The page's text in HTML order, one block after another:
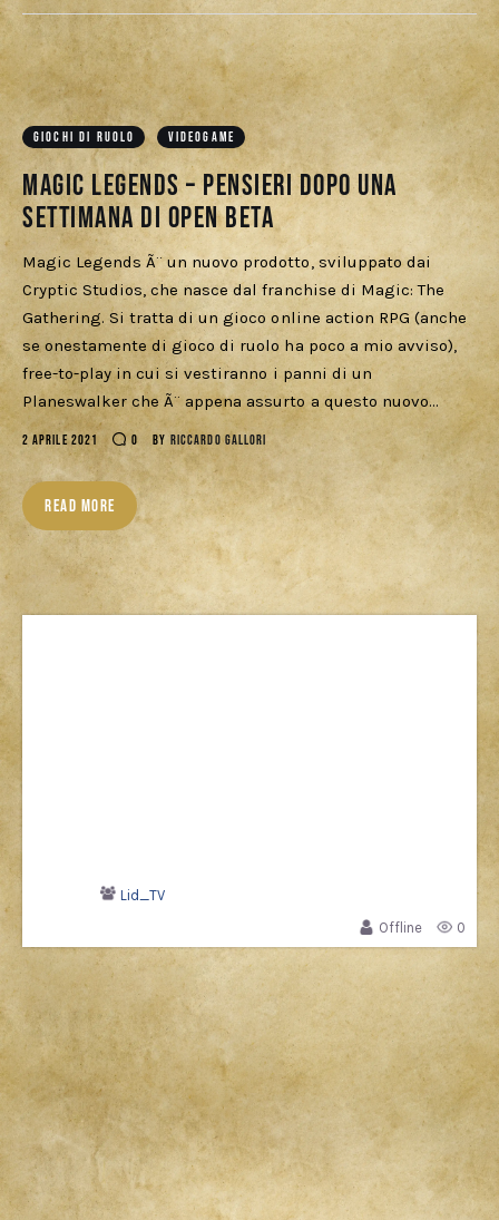
GIOCHI DI RUOLO VIDEOGAME
Magic Legends – Pensieri dopo una
settimana di Open Beta
Magic Legends Ã¨ un nuovo prodotto, sviluppato dai
Cryptic Studios, che nasce dal franchise di Magic: The
Gathering. Si tratta di un gioco online action RPG (anche
se onestamente di gioco di ruolo ha poco a mio avviso),
free-to-play in cui si vestiranno i panni di un
Planeswalker che Ã¨ appena assurto a questo nuovo…
2 APRILE 2021 0 BY RICCARDO GALLORI
READ MORE
Lid_TV
Offline
0